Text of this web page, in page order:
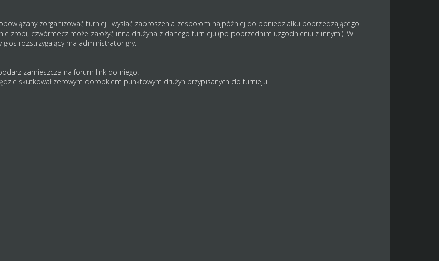
zorganizować turniej i wysłać zaproszenia zespołom najpóźniej do poniedziałku poprzedzającego
zrobi, czwórmecz może założyć inna drużyna z danego turnieju (po poprzednim uzgodnieniu z innymi). W
rozstrzygający ma administrator gry.
zamieszcza na forum link do niego.
skutkował zerowym dorobkiem punktowym drużyn przypisanych do turnieju.